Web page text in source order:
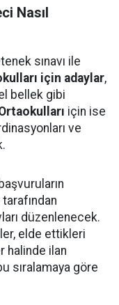
Nasıl
sınavı ile
için adaylar,
bellek gibi
için ise
ve
düzenlenecek.
elde ettikleri
halinde ilan
sıralamaya göre